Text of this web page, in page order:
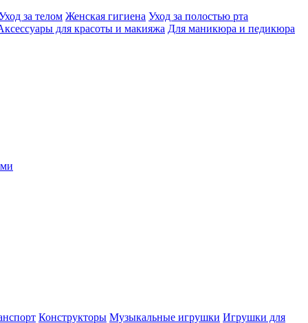
за телом Женская гигиена Уход за полостью рта
для красоты и макияжа Для маникюра и педикюра
Конструкторы Музыкальные игрушки Игрушки для